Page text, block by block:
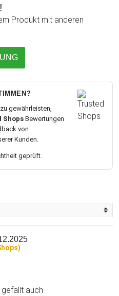
Produkt mit anderen
gewährleisten,
Shops Bewertungen
von
Kunden.
geprüft.
auch